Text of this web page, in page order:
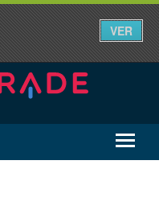
VER
Menú
de